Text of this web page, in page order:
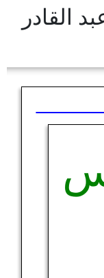
القادر